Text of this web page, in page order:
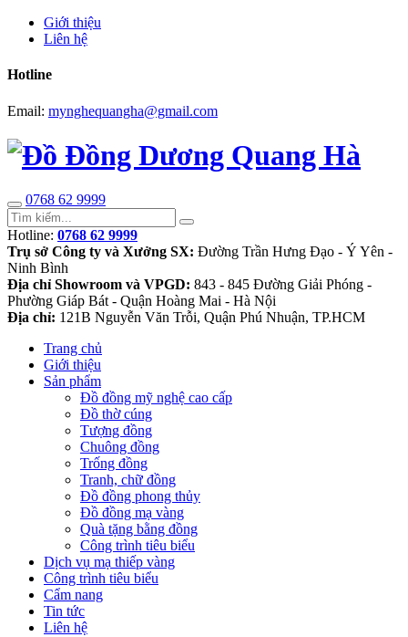
Giới thiệu
Liên hệ
Hotline
Email: mynghequangha@gmail.com
0768 62 9999
Hotline: 0768 62 9999
Trụ sở Công ty và Xưởng SX: Đường Trần Hưng Đạo - Ý Yên -
Ninh Bình
Địa chỉ Showroom và VPGD: 843 - 845 Đường Giải Phóng -
Phường Giáp Bát - Quận Hoàng Mai - Hà Nội
Địa chỉ: 121B Nguyễn Văn Trỗi, Quận Phú Nhuận, TP.HCM
Trang chủ
Giới thiệu
Sản phẩm
Đồ đồng mỹ nghệ cao cấp
Đồ thờ cúng
Tượng đồng
Chuông đồng
Trống đồng
Tranh, chữ đồng
Đồ đồng phong thủy
Đồ đồng mạ vàng
Quà tặng bằng đồng
Công trình tiêu biểu
Dịch vụ mạ thiếp vàng
Công trình tiêu biểu
Cẩm nang
Tin tức
Liên hệ